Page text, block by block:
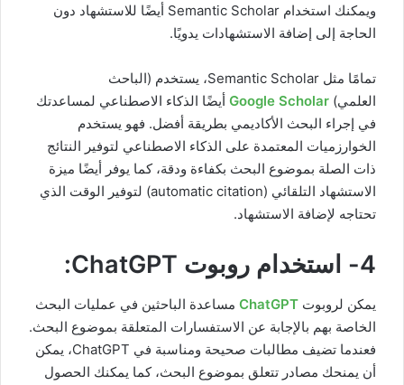
ويمكنك استخدام Semantic Scholar أيضًا للاستشهاد دون
الحاجة إلى إضافة الاستشهادات يدويًا.
تمامًا مثل Semantic Scholar، يستخدم (الباحث
العلمي) Google Scholar أيضًا الذكاء الاصطناعي لمساعدتك
في إجراء البحث الأكاديمي بطريقة أفضل. فهو يستخدم
الخوارزميات المعتمدة على الذكاء الاصطناعي لتوفير النتائج
ذات الصلة بموضوع البحث بكفاءة ودقة، كما يوفر أيضًا ميزة
الاستشهاد التلقائي (automatic citation) لتوفير الوقت الذي
تحتاجه لإضافة الاستشهاد.
4- استخدام روبوت ChatGPT:
يمكن لروبوت ChatGPT مساعدة الباحثين في عمليات البحث
الخاصة بهم بالإجابة عن الاستفسارات المتعلقة بموضوع البحث.
فعندما تضيف مطالبات صحيحة ومناسبة في ChatGPT، يمكن
أن يمنحك مصادر تتعلق بموضوع البحث، كما يمكنك الحصول